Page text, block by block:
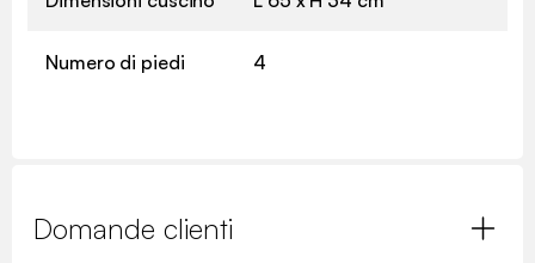
Numero di piedi 4
Domande clienti